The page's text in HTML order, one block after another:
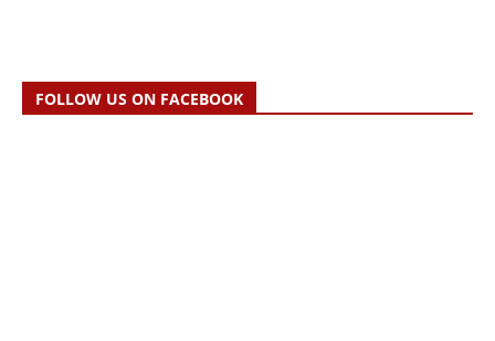
FOLLOW US ON FACEBOOK